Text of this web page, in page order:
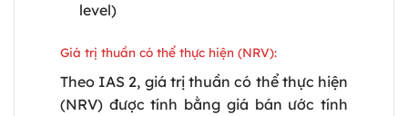
level)
Giá trị thuần có thể thực hiện (NRV):
Theo IAS 2, giá trị thuần có thể thực hiện
(NRV) được tính bằng giá bán ước tính